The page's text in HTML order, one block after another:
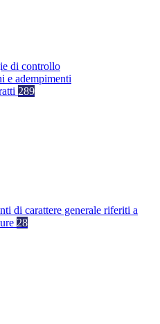
di controllo
e adempimenti
289
di carattere generale riferiti a
28